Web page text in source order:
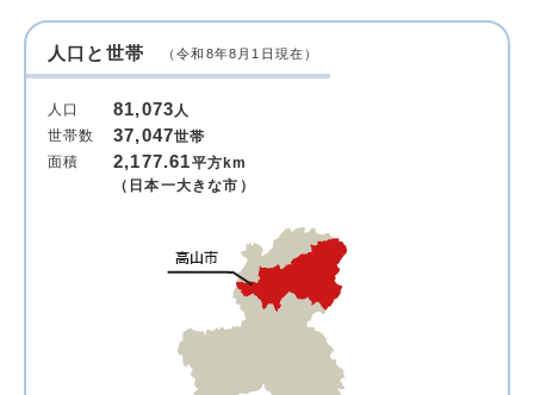
人口と世帯 （令和8年8月1日現在）
人口 81,073人
世帯数
37,047世帯
面積
2,177.61平方km
（日本一大きな市）